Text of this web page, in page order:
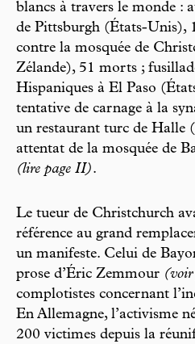
blancs à travers le monde :
de Pittsburgh (États-Unis),
contre la mosquée de
Zélande), 51 morts ;
Hispaniques à El Paso
tentative de carnage à la
un restaurant turc de Halle
attentat de la mosquée de
(lire page II).
Le tueur de Christchurch
référence au grand
un manifeste. Celui de
prose d’Éric Zemmour (voir
complotistes concernant
En Allemagne, l’activisme
200 victimes depuis la